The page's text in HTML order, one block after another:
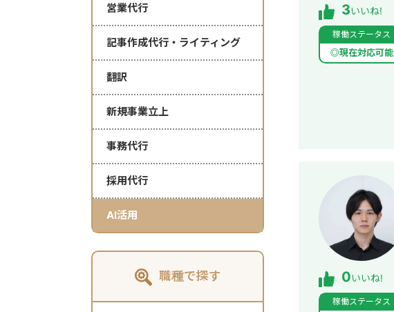
営業代行
記事作成代行・ライティング
翻訳
新規事業立上
事務代行
採用代行
AI活用
職種で探す
3いいね!
稼働ステータス
◎現在対応可能
0いいね!
稼働ステータス